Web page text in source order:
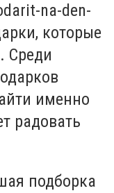
na-den-
которые
Среди
именно
радовать
подборка